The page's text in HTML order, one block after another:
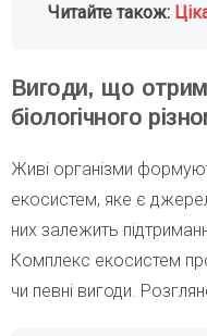
Читайте також:
Вигоди, що
біологічного
Живі організми
екосистем, яке є
них залежить
Комплекс екосистем
чи певні вигоди.